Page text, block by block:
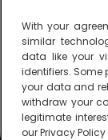
With your
similar
data like your
identifiers. Some
your data and
withdraw your
legitimate
our Privacy